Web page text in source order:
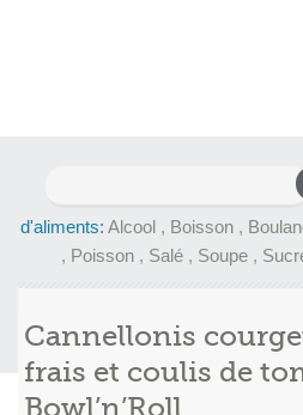
d'aliments: Alcool , Boisson,
, Poisson , Salé , Soupe ,
Cannellonis
frais et coulis de